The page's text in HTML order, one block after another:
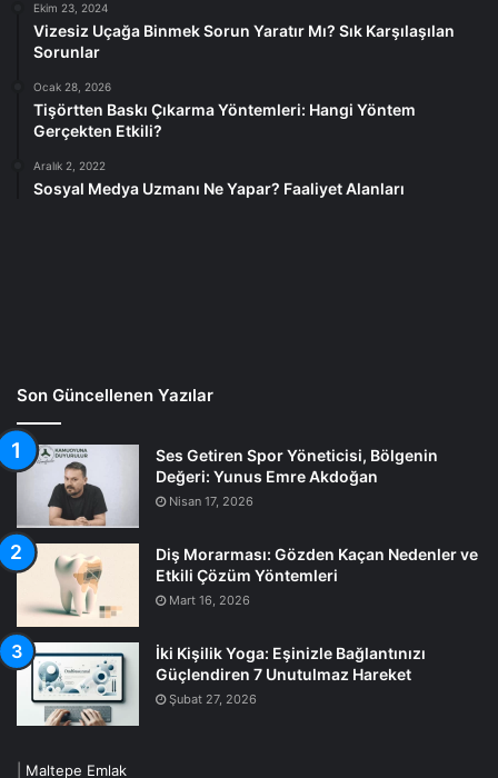
Ekim 23, 2024
Vizesiz Uçağa Binmek Sorun Yaratır Mı? Sık Karşılaşılan
Sorunlar
Ocak 28, 2026
Tişörtten Baskı Çıkarma Yöntemleri: Hangi Yöntem
Gerçekten Etkili?
Aralık 2, 2022
Sosyal Medya Uzmanı Ne Yapar? Faaliyet Alanları
Son Güncellenen Yazılar
Ses Getiren Spor Yöneticisi, Bölgenin
Değeri: Yunus Emre Akdoğan
Nisan 17, 2026
Diş Morarması: Gözden Kaçan Nedenler ve
Etkili Çözüm Yöntemleri
Mart 16, 2026
İki Kişilik Yoga: Eşinizle Bağlantınızı
Güçlendiren 7 Unutulmaz Hareket
Şubat 27, 2026
Maltepe Emlak